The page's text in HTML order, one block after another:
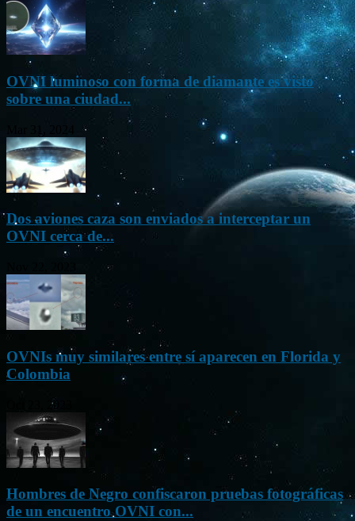
OVNI luminoso con forma de diamante es visto
sobre una ciudad...
Dos aviones caza son enviados a interceptar un
OVNI cerca de...
OVNIs muy similares entre sí aparecen en Florida y
Colombia
Oct 23, 2023
Hombres de Negro confiscaron pruebas fotográficas
de un encuentro OVNI con...